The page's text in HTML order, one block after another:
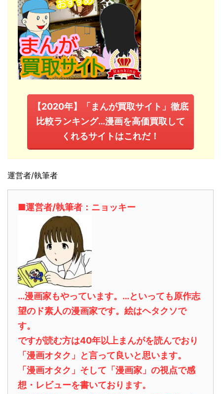
【2020年】「まんが買取サイト」徹底
比較ランキング…漫画を高価買取して
くれるサイトはこれだ！
運営者/執筆者
■運営者/執筆者：ニョッキー
…漫画家もやっています。…といっても原作志
望のド素人の漫画家です。絵はヘタクソで
す。
ですが読む方は40年以上まんがを読んでおり
「漫画オタク」と言って良いと思います。
「漫画オタク」そして「漫画家」の視点で感
想・レビューを書いております。